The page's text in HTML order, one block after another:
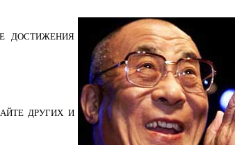
ДОСТИЖЕНИЯ
ДРУГИХ И